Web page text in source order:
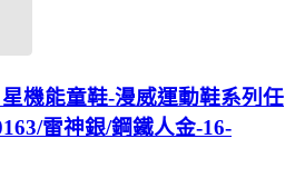
機能童鞋-漫威運動鞋系列任
雷神銀/鋼鐵人金-16-